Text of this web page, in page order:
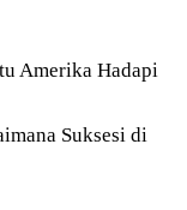
Amerika Hadapi
Suksesi di